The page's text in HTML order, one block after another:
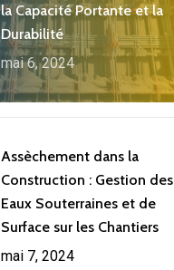
la Capacité Portante et la
Durabilité
mai 6, 2024
Assèchement dans la
Construction : Gestion des
Eaux Souterraines et de
Surface sur les Chantiers
mai 7, 2024